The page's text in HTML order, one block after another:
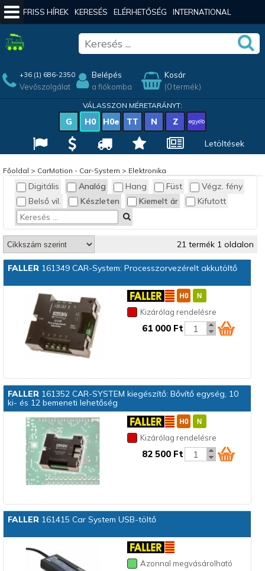
FRISS HÍREK KERESÉS ELÉRHETŐSÉG INTERNATIONAL
+36 (1) 686-2350
Vevőszolgálat
Belépés
a fiókomba
Kosár
(0 termék)
VÁLASSZON MÉRETARÁNYT:
G H0 H0e TT N Z egyéb
Letöltések
Főoldal > CarMotion - Car-System > Elektronika
Digitális Analóg Hang Füst
Végz. fény
Belső vil.
Készleten Kiemelt ár Kifutott
21 termék 1 oldalon
FALLER161349 CAR-System: Processzorvezérelt akkutöltő
Kizárólag rendelésre
61 000 Ft
FALLER161352 CAR-SYSTEM kiegészítő: Bővítő egység, 10
ki- és 12 bemeneti lehetőség
Kizárólag rendelésre
82 500 Ft
FALLER161415 Car System USB-töltő
Azonnal megvásárolható